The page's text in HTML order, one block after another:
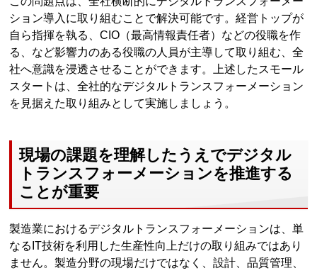
ション導入に取り組むことで解決可能です。経営トップが
自ら指揮を執る、CIO（最高情報責任者）などの役職を作
る、など影響力のある役職の人員が主導して取り組む、全
社へ意識を浸透させることができます。上述したスモール
スタートは、全社的なデジタルトランスフォーメーション
を見据えた取り組みとして実施しましょう。
現場の課題を理解したうえでデジタル
トランスフォーメーションを推進する
ことが重要
製造業におけるデジタルトランスフォーメーションは、単
なるIT技術を利用した生産性向上だけの取り組みではあり
ません。製造分野の現場だけではなく、設計、品質管理、